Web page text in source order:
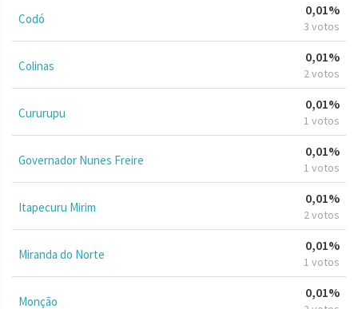
Codó
0,01%
3 votos
Colinas
0,01%
2 votos
Cururupu
0,01%
1 votos
Governador Nunes Freire
0,01%
1 votos
Itapecuru Mirim
0,01%
2 votos
Miranda do Norte
0,01%
1 votos
Monção
0,01%